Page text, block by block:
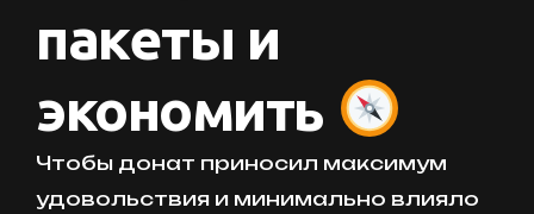
пакеты и
экономить
Чтобы донат приносил максимум
удовольствия и минимально влияло